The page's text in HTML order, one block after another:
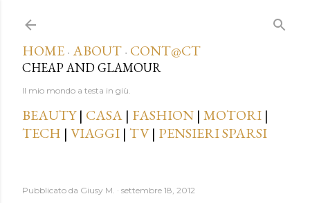
HOME · ABOUT · CONT@CT
CHEAP AND GLAMOUR
Il mio mondo a testa in giù.
BEAUTY| CASA | FASHION | MOTORI |
TECH | VIAGGI | TV| PENSIERI SPARSI
Pubblicato da Giusy M. settembre 18, 2012